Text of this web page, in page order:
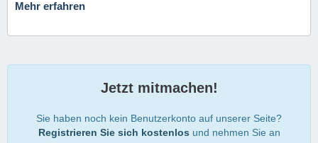
Mehr erfahren
Jetzt mitmachen!
Sie haben noch kein Benutzerkonto auf unserer Seite?
Registrieren Sie sich kostenlos und nehmen Sie an